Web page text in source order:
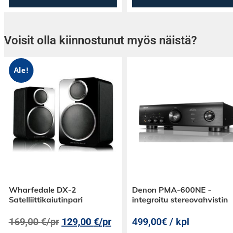
Bluetooth 5.2 tuo mukaan musiikin
Beacon 325täydentää paketin erillisenä Roberts
Navy Blue -sävyyn, joten kokonaisuus ei näytä
irralliselta laitteelta vaan valmiiksi mietityltä
Paketti myydään tarjoushintaan: tuotteiden
yhteishinta on 460 €, nyt pakettina 339 €.
Tämä ei ole yksi yhteen kytketty stereo- tai
monihuonejärjestelmä, vaan kahden erillisen
Voisit olla kiinnostunut myös näistä?
Ale!
Wharfedale DX-2
Satelliittikaiutinpari
169,00€/pr 129,00 €/pr
Denon PMA-600NE -
integroitu stereovahvistin
499,00€ / kpl